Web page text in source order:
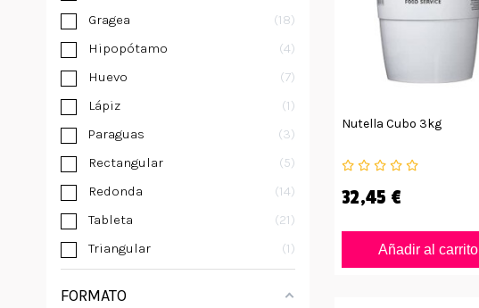
Gragea
18
Hipopótamo
4
Huevo
7
Lápiz
1
Paraguas
3
Rectangular
5
Redonda
14
Tableta
21
Triangular
1
FORMATO
Nutella Cubo 3kg
32,45 €
Añadir al carrito